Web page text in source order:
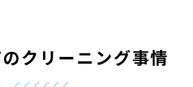
クリーニング事情